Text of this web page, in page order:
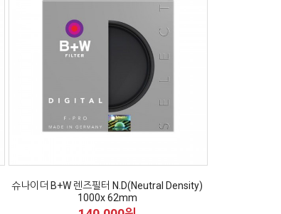
슈나이더 B+W 렌즈필터 N.D(Neutral Density)
1000x 62mm